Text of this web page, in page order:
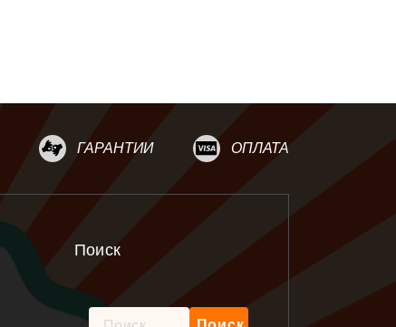
ГАРАНТИИ ОПЛАТА
Поиск
Найти: